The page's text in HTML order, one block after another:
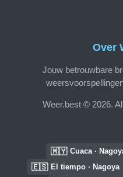
Over
Jouw betrouwbare
Weer.best © 2026.
🇲🇾 Cuaca ·
🇪🇸 El tiempo · Nagoya